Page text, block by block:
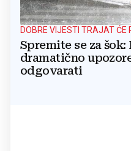
DOBRE VIJESTI TRAJAT ĆE
Spremite se za
dramatično
odgovarati